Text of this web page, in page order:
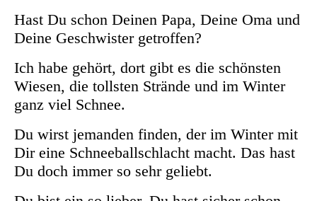
Hast Du schon Deinen Papa, Deine Oma und
Deine Geschwister getroffen?
Ich habe gehört, dort gibt es die schönsten
Wiesen, die tollsten Strände und im Winter
ganz viel Schnee.
Du wirst jemanden finden, der im Winter mit
Dir eine Schneeballschlacht macht. Das hast
Du doch immer so sehr geliebt.